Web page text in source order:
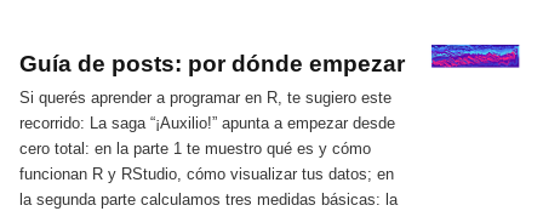
Guía de posts: por dónde empezar
Si querés aprender a programar en R, te sugiero este
recorrido: La saga “¡Auxilio!” apunta a empezar desde
cero total: en la parte 1 te muestro qué es y cómo
funcionan R y RStudio, cómo visualizar tus datos; en
la segunda parte calculamos tres medidas básicas: la